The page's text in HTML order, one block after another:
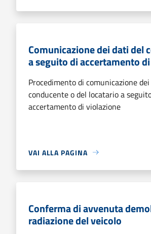
Comunicazione dei dati del
a seguito di accertamento
Procedimento di comunicazione
conducente o del locatario a
accertamento di violazione
VAI ALLA PAGINA
Conferma di avvenuta
radiazione del veicolo